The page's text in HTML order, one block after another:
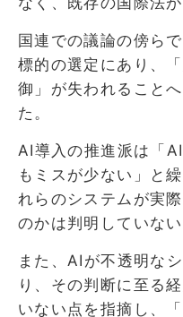
国連での議論の傍ら
標的の選定にあり、
御」が失われること
た。
AI導入の推進派は「
もミスが少ない」と
れらのシステムが実
のかは判明していな
また、AIが不透明な
り、その判断に至る
いない点を指摘し、